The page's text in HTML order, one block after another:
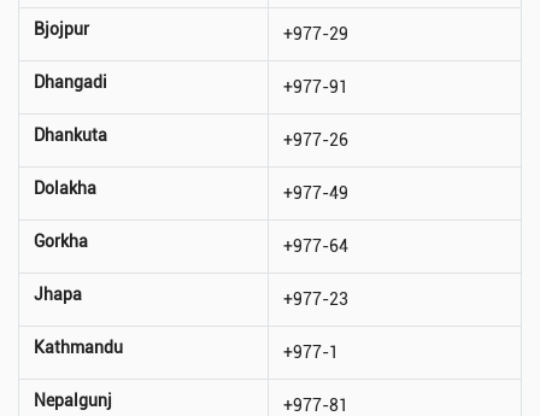
Bjojpur +977-29
Dhangadi +977-91
Dhankuta +977-26
Dolakha +977-49
Gorkha +977-64
Jhapa +977-23
Kathmandu +977-1
Nepalgunj +977-81